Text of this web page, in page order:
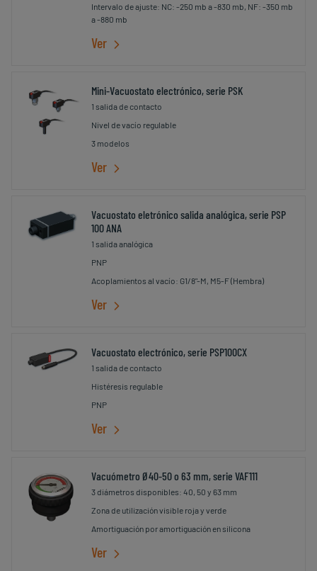
Intervalo de ajuste: NC: -250 mb a -830 mb, NF: -350 mb
a -880 mb
Ver
Mini-Vacuostato electrónico, serie PSK
1 salida de contacto
Nivel de vacío regulable
3 modelos
Ver
Vacuostato eletrónico salida analógica, serie PSP
100 ANA
1 salida analógica
PNP
Acoplamientos al vacío: G1/8"-M, M5-F (Hembra)
Ver
Vacuostato electrónico, serie PSP100CX
1 salida de contacto
Histéresis regulable
PNP
Ver
Vacuómetro Ø40-50 o 63 mm, serie VAF111
3 diámetros disponibles: 40, 50 y 63 mm
Zona de utilización visible roja y verde
Amortiguación por amortiguación en silicona
Ver